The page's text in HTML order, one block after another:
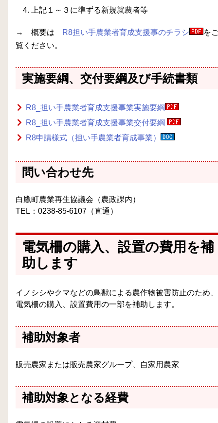
上記１～３に準ずる新規就農者等
→ 概要は R8担い手農業者育成支援事のチラシ
を
覧ください。
実施要綱、交付要綱及び手続書類
R8_担い手農業者育成支援事業実施要綱
R8_担い手農業者育成支援事業交付要綱
R8申請様式（担い手農業者育成事業）
問い合わせ先
白鷹町農業再生協議会（農政課内）
TEL：0238-85-6107（直通）
電気柵の購入、設置の費用を補
助します
イノシシやクマなどの鳥獣による農作物被害防止のため、
電気柵の購入、設置費用の一部を補助します。
補助対象者
販売農家または販売農家グループ、自家用農家
補助対象となる経費